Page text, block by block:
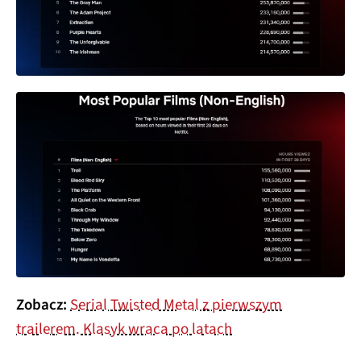
Zobacz:Serial Twisted Metal z pierwszym
trailerem. Klasyk wraca po latach